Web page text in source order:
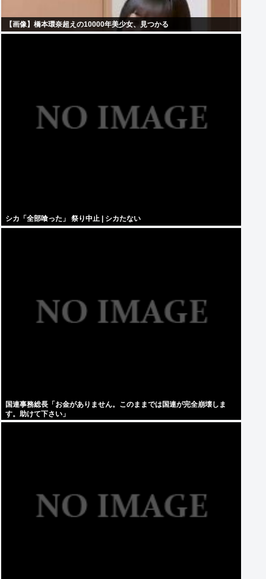
【画像】橋本環奈超えの10000年美少女、見つかる
シカ「全部喰った」 祭り中止 | シカたない
国連事務総長「お金がありません。このままでは国連が完全崩壊しま
す。助けて下さい」